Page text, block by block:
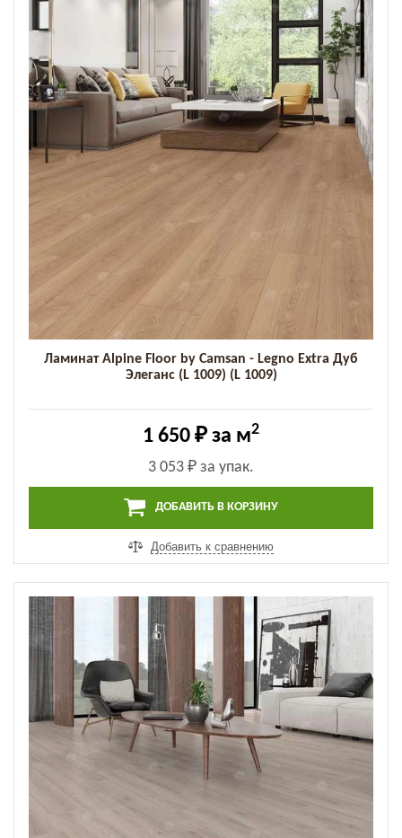
Ламинат Alpine Floor by Camsan - Legno Extra Дуб
Элеганс (L 1009) (L 1009)
1 650 ₽ за м2
3 053 ₽ за упак.
ДОБАВИТЬ В КОРЗИНУ
Добавить к сравнению